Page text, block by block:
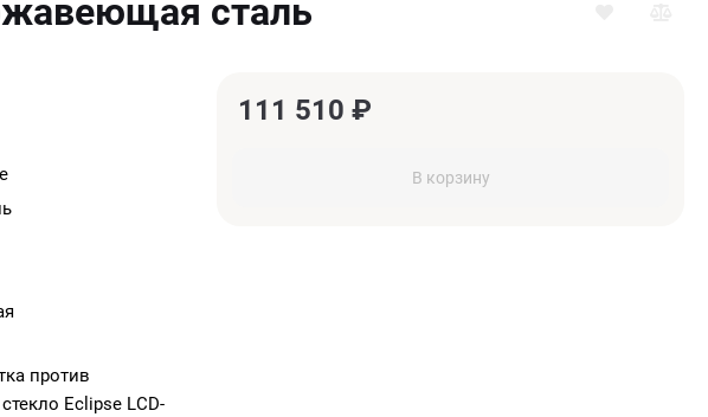
сталь
против
Eclipse LCD-
111 510 ₽
В корзину